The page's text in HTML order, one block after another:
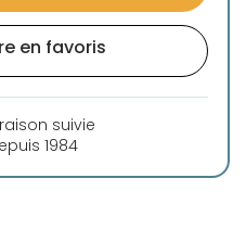
en favoris
suivie
1984